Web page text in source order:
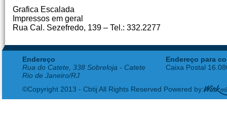
Grafica Escalada
Impressos em geral
Rua Cal. Sezefredo, 139 – Tel.: 332.2277
Endereço
Rua do Catete, 338 Sobreloja - Catete
Rio de Janeiro/RJ
Endereço para
Caixa Postal
©Copyright 2013 - Cbtij All Rights Reserved Powered by: